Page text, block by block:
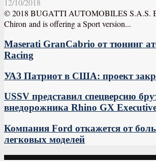
12/10/2018
© 2018 BUGATTI AUTOMOBILES S.A.S.
Chiron and is offering a Sport version...
Maserati GranCabrio от тюнинг
Racing
УАЗ Патриот в США: проект
USSV представил спецверсию
внедорожника Rhino GX
Компания Ford откажется от
легковых моделей